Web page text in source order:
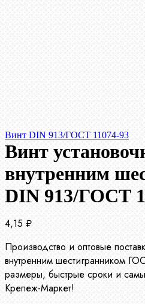
Винт DIN 913/ГОСТ 11074-93
Винт
внутренним
DIN 913/ГОСТ
4,15 ₽
Производство и оптовые
внутренним шестигранником
размеры, быстрые сроки и
Крепеж-Маркет!